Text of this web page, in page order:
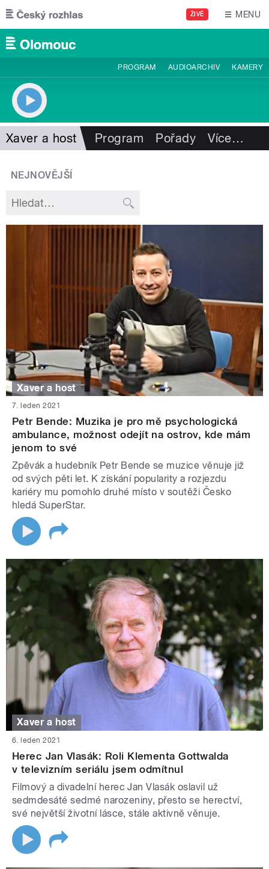
Přejít k hlavnímu obsahu
ŽIVĚ MENU
PROGRAM AUDIOARCHIV KAMERY
Xaver a host Program Pořady Více…
NEJNOVĚJŠÍ
Xaver a host
7. leden 2021
Petr Bende: Muzika je pro mě psychologická
ambulance, možnost odejít na ostrov, kde mám
jenom to své
Zpěvák a hudebník Petr Bende se muzice věnuje již
od svých pěti let. K získání popularity a rozjezdu
kariéry mu pomohlo druhé místo v soutěži Česko
hledá SuperStar.
Xaver a host
6. leden 2021
Herec Jan Vlasák: Roli Klementa Gottwalda
v televizním seriálu jsem odmítnul
Filmový a divadelní herec Jan Vlasák oslavil už
sedmdesáté sedmé narozeniny, přesto se herectví,
své největší životní lásce, stále aktivně věnuje.